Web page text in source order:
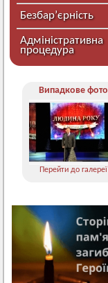
Безбар’єрність
Адміністративна
процедура
Випадкове фото
Перейти до галереї